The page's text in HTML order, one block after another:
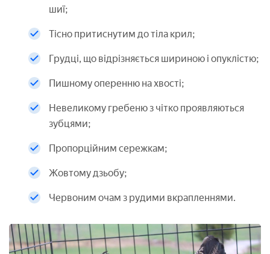
шиї;
Тісно притиснутим до тіла крил;
Грудці, що відрізняється шириною і опуклістю;
Пишному оперенню на хвості;
Невеликому гребеню з чітко проявляються
зубцями;
Пропорційним сережкам;
Жовтому дзьобу;
Червоним очам з рудими вкрапленнями.